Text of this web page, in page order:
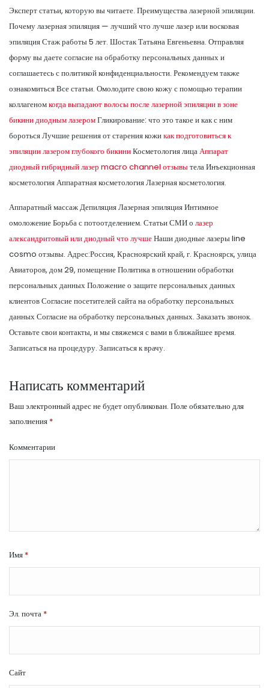
Эксперт статьи, которую вы читаете. Преимущества лазерной эпиляции.
Почему лазерная эпиляция — лучший что лучше лазер или восковая
эпиляция Стаж работы 5 лет. Шостак Татьяна Евгеньевна. Отправляя
форму вы даете согласие на обработку персональных данных и
соглашаетесь с политикой конфиденциальности. Рекомендуем также
ознакомиться Все статьи. Омолодите свою кожу с помощью терапии
коллагеномкогда выпадают волосы после лазерной эпиляции в зоне
бикини диодным лазеромГликирование: что это такое и как с ним
бороться Лучшие решения от старения кожикак подготовиться к
эпиляции лазером глубокого бикиниКосметология лицаАппарат
диодный гибридный лазер macro channel отзывытела Инъекционная
косметология Аппаратная косметология Лазерная косметология.
Аппаратный массаж Депиляция Лазерная эпиляция Интимное
омоложение Борьба с потоотделением. Статьи СМИ о лазер
александритовый или диодный что лучшеНаши диодные лазеры line
cosmo отзывы. Адрес:Россия, Красноярский край, г. Красноярск, улица
Авиаторов, дом 29, помещение Политика в отношении обработки
персональных данных Положение о защите персональных данных
клиентов Согласие посетителей сайта на обработку персональных
данных Согласие на обработку персональных данных. Заказать звонок.
Оставьте свои контакты, и мы свяжемся с вами в ближайшее время.
Записаться на процедуру. Записаться к врачу.
Написать комментарий
Ваш электронный адрес не будет опубликован. Поле обязательно для
заполнения *
Комментарии
Имя *
Эл. почта *
Сайт